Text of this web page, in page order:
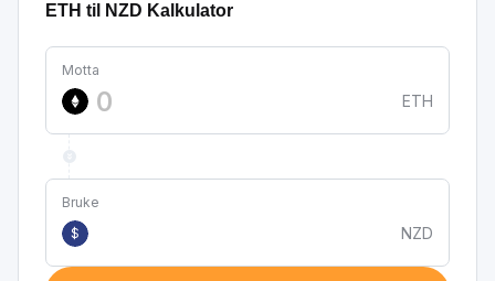
ETH til NZD Kalkulator
Motta
ETH
Bruke
$
NZD